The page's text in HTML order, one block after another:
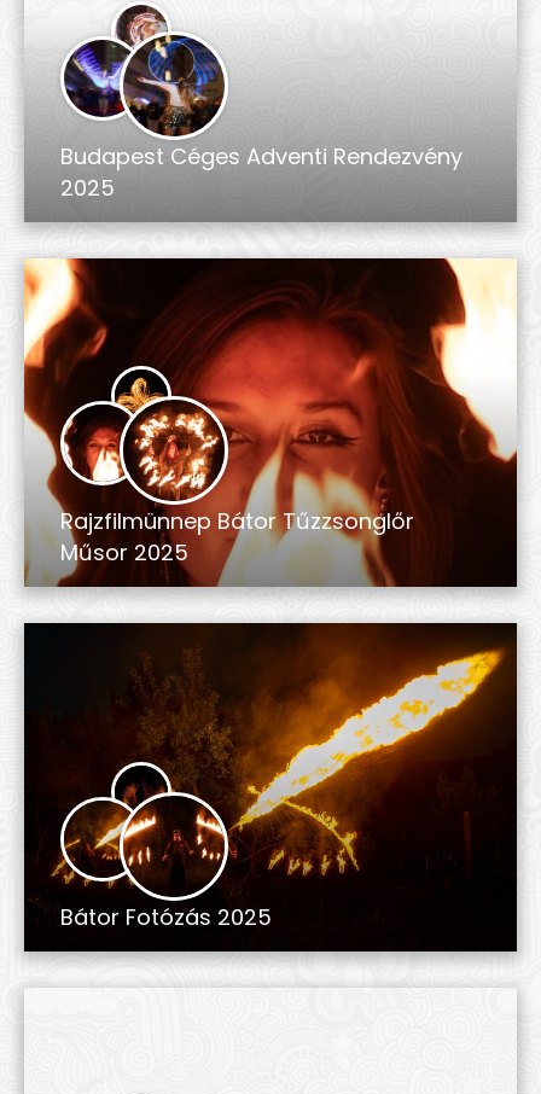
Budapest Céges Adventi Rendezvény
2025
Rajzfilmünnep Bátor Tűzzsonglőr
Műsor 2025
Bátor Fotózás 2025